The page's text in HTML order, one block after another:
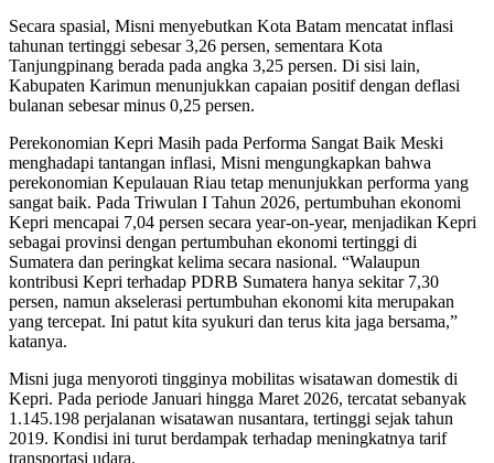
Secara spasial, Misni menyebutkan Kota Batam mencatat inflasi
tahunan tertinggi sebesar 3,26 persen, sementara Kota
Tanjungpinang berada pada angka 3,25 persen. Di sisi lain,
Kabupaten Karimun menunjukkan capaian positif dengan deflasi
bulanan sebesar minus 0,25 persen.
Perekonomian Kepri Masih pada Performa Sangat Baik Meski
menghadapi tantangan inflasi, Misni mengungkapkan bahwa
perekonomian Kepulauan Riau tetap menunjukkan performa yang
sangat baik. Pada Triwulan I Tahun 2026, pertumbuhan ekonomi
Kepri mencapai 7,04 persen secara year-on-year, menjadikan Kepri
sebagai provinsi dengan pertumbuhan ekonomi tertinggi di
Sumatera dan peringkat kelima secara nasional. “Walaupun
kontribusi Kepri terhadap PDRB Sumatera hanya sekitar 7,30
persen, namun akselerasi pertumbuhan ekonomi kita merupakan
yang tercepat. Ini patut kita syukuri dan terus kita jaga bersama,”
katanya.
Misni juga menyoroti tingginya mobilitas wisatawan domestik di
Kepri. Pada periode Januari hingga Maret 2026, tercatat sebanyak
1.145.198 perjalanan wisatawan nusantara, tertinggi sejak tahun
2019. Kondisi ini turut berdampak terhadap meningkatnya tarif
transportasi udara.